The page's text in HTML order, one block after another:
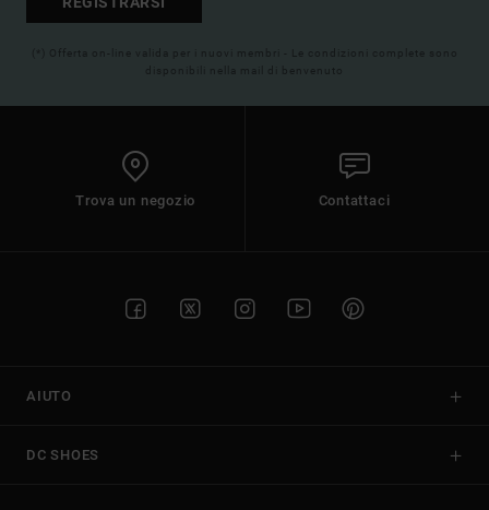
(*) Offerta on-line valida per i nuovi membri - Le condizioni complete sono
disponibili nella mail di benvenuto
Trova un negozio Contattaci
AIUTO
DC SHOES